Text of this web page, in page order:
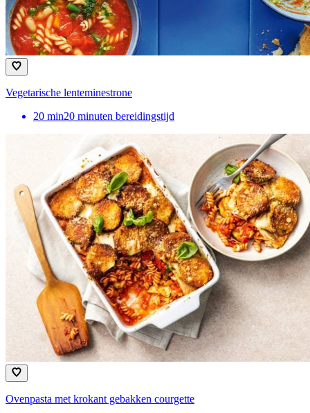
Vegetarische lenteminestrone
20 min20 minuten bereidingstijd
Ovenpasta met krokant gebakken courgette